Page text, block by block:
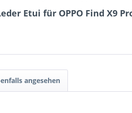
Etui für OPPO Find X9
angesehen